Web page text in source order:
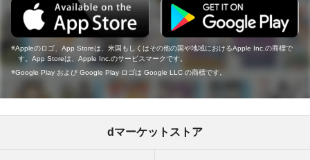
Appleのロゴ、App Storeは、米国もしくはその他の国や地域におけるApple Inc.の商標で
す。App Storeは、Apple Inc.のサービスマークです。
Google Play および Google Play ロゴは Google LLC の商標です。
dマーケットストア